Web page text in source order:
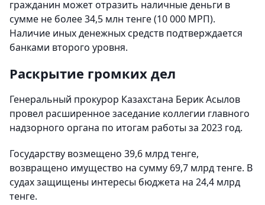
гражданин может отразить наличные деньги в
сумме не более 34,5 млн тенге (10 000 МРП).
Наличие иных денежных средств подтверждается
банками второго уровня.
Раскрытие громких дел
Генеральный прокурор Казахстана Берик Асылов
провел расширенное заседание коллегии главного
надзорного органа по итогам работы за 2023 год.
Государству возмещено 39,6 млрд тенге,
возвращено имущество на сумму 69,7 млрд тенге. В
судах защищены интересы бюджета на 24,4 млрд
тенге.